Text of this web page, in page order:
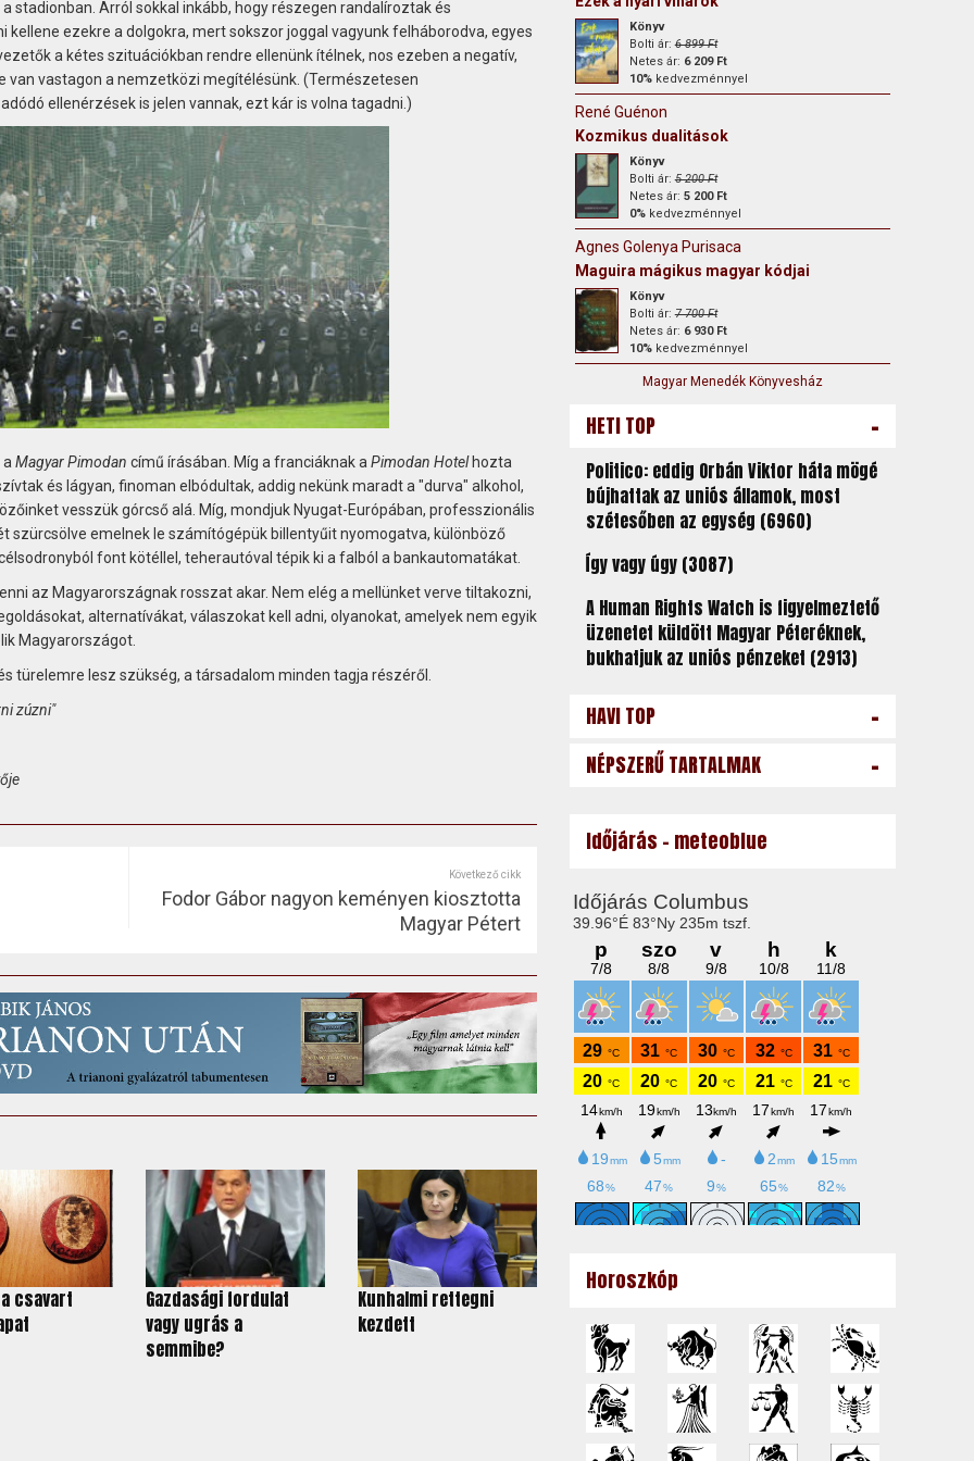
stadionban. Arról sokkal inkább, hogy részegen randalíroztak és
ezekre a dolgokra, mert sokszor joggal vagyunk felháborodva, egyes
a kétes szituációkban rendre ellenünk ítélnek, nos ezeben a negatív,
van vastagon a nemzetközi megítélésünk. (Természetesen
ellenérzések is jelen vannak, ezt kár is volna tagadni.)
aMagyar Pimodan című írásában. Míg a franciáknak aPimodan Hotel hozta
és lágyan, finoman elbódultak, addig nekünk maradt a "durva" alkohol,
vesszük górcső alá. Míg, mondjuk Nyugat-Európában, professzionális
szürcsölve emelnek le számítógépük billentyűit nyomogatva, különböző
font kötéllel, teherautóval tépik ki a falból a bankautomatákat.
az Magyarországnak rosszat akar. Nem elég a mellünket verve tiltakozni,
alternatívákat, válaszokat kell adni, olyanokat, amelyek nem egyik
Magyarországot.
türelemre lesz szükség, a társadalom minden tagja részéről.
zúzni"
Következő cikk
Fodor Gábor nagyon keményen kiosztotta
Magyar Pétert
csavart
Gazdasági fordulat
vagy ugrás a
semmibe?
Kunhalmi rettegni
kezdett
Könyv
Bolti ár:6 899 Ft
Netes ár: 6 209 Ft
10%kedvezménnyel
René Guénon
Kozmikus dualitások
Könyv
Bolti ár:5 200 Ft
Netes ár: 5 200 Ft
0%kedvezménnyel
Agnes Golenya Purisaca
Maguira mágikus magyar kódjai
Könyv
Bolti ár:7 700 Ft
Netes ár: 6 930 Ft
10%kedvezménnyel
Magyar Menedék Könyvesház
HETI TOP -
Politico: eddig Orbán Viktor háta mögé
bújhattak az uniós államok, most
szétesőben az egység (6960)
Így vagy úgy (3087)
A Human Rights Watch is figyelmeztető
üzenetet küldött Magyar Péteréknek,
bukhatjuk az uniós pénzeket (2913)
HAVI TOP -
NÉPSZERŰ TARTALMAK -
Időjárás - meteoblue
Horoszkóp